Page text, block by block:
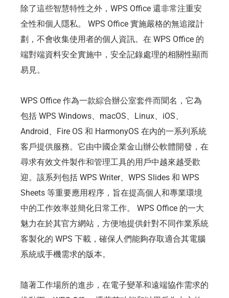
除了這些智慧特性之外，WPS Office 還非常注重安
全性和個人隱私。 WPS Office 實施嚴格的無追蹤計
劃，不會收集使用者的個人資訊。在 WPS Office 的
端對端資料安全實施中，安全記錄處理的相關性顯而
易見。
WPS Office 作為一款綜合辦公室套件而聞名，它為
包括 WPS Windows、macOS、Linux、iOS、
Android、Fire OS 和 HarmonyOS 在內的一系列系統
客戶提供服務。它由中國企業金山辦公軟體開發，在
尋求有效文件製作和管理工具的用戶中越來越受歡
迎。該系列包括 WPS Writer、WPS Slides 和 WPS
Sheets 等重要應用程序，旨在提高個人和專業環境
中的工作效率並簡化日常工作。 WPS Office 的一大
魅力在於其官方網站，方便地提供針對不同作業系統
客製化的 WPS 下載，確保人們能夠存取適合其電腦
系統或手機需求的版本。
隨著工作場所的進步，在電子變革和遠端協作需求的